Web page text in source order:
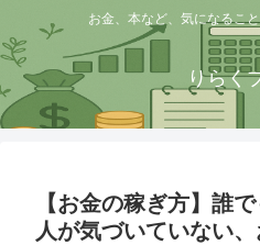
お金、本など、気になるこ
りらく
【お金の稼ぎ方】誰
人が気づいていない